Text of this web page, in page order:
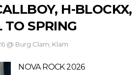
H-BLOCKX,
TO SPRING
@ Burg Clam, Klam
NOVA ROCK 2026